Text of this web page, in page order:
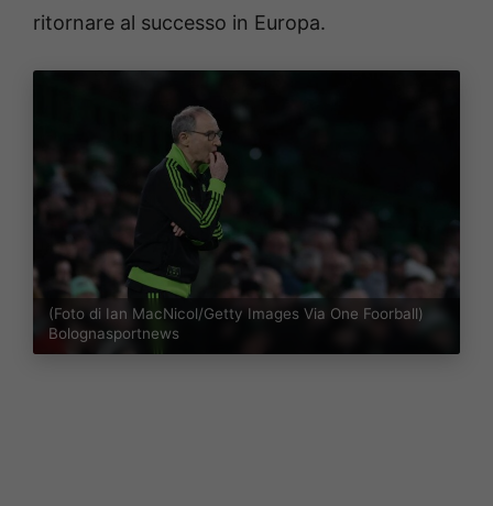
ritornare al successo in Europa.
(Foto di Ian MacNicol/Getty Images Via One Foorball)
Bolognasportnews